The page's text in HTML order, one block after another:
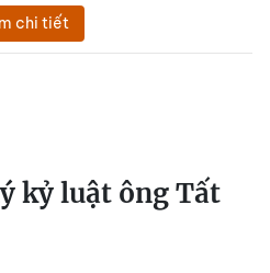
chi tiết
kỷ luật ông Tất